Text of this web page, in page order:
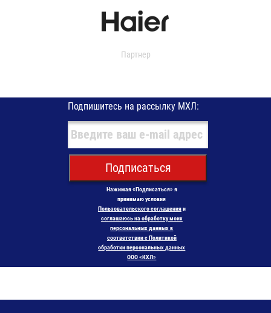
Партнер
Подпишитесь на рассылку МХЛ:
Подписаться
Нажимая «Подписаться» я
принимаю условия
Пользовательского соглашенияи
соглашаюсь на обработку моих
персональных данных в
соответствии с Политикой
обработки персональных данных
ООО «КХЛ»